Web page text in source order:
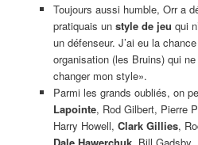
Toujours aussi humble, Orr a
pratiquais un style de jeu qui
un défenseur. J’ai eu la
organisation (les Bruins) qui
changer mon style».
Parmi les grands oubliés, on
Lapointe, Rod Gilbert, Pierre
Harry Howell, Clark Gillies,